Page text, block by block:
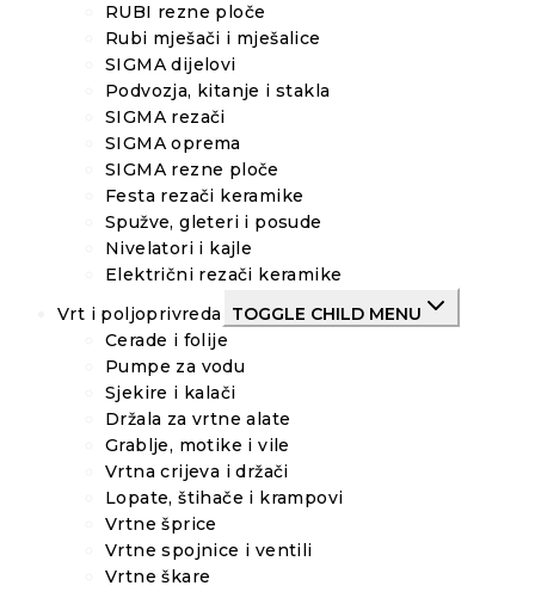
RUBI rezne ploče
Rubi mješači i mješalice
SIGMA dijelovi
Podvozja, kitanje i stakla
SIGMA rezači
SIGMA oprema
SIGMA rezne ploče
Festa rezači keramike
Spužve, gleteri i posude
Nivelatori i kajle
Električni rezači keramike
Vrt i poljoprivreda
TOGGLE CHILD MENU
Cerade i folije
Pumpe za vodu
Sjekire i kalači
Držala za vrtne alate
Grablje, motike i vile
Vrtna crijeva i držači
Lopate, štihače i krampovi
Vrtne šprice
Vrtne spojnice i ventili
Vrtne škare